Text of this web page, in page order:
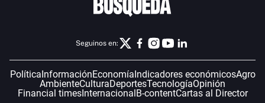
Seguinos en:
PolíticaInformaciónEconomíaIndicadores económicosAgro
AmbienteCulturaDeportesTecnologíaOpinión
Financial timesInternacionalB-contentCartas al Director